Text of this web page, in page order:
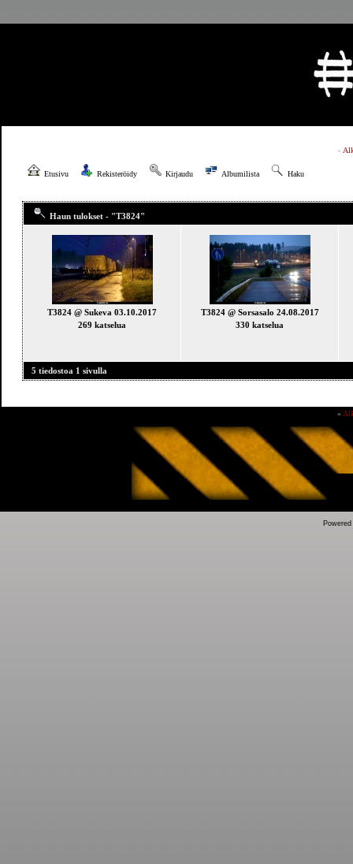
»
Etusivu Rekisteröidy Kirjaudu Albumilista Haku
Haun tulokset - "T3824"
T3824 @ Sukeva 03.10.2017
269 katselua
T3824 @ Sorsasalo 24.08.2017
330 katselua
5 tiedostoa 1 sivulla
»